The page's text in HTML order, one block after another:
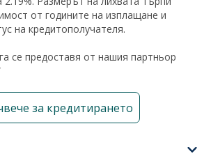
от годините на изплащане и
на кредитополучателя.
се предоставя от нашия партньор
за кредитирането